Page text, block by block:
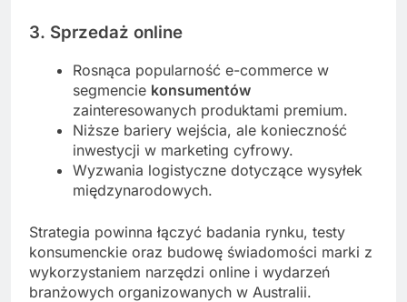
3. Sprzedaż online
Rosnąca popularność e-commerce w
segmencie konsumentów
zainteresowanych produktami premium.
Niższe bariery wejścia, ale konieczność
inwestycji w marketing cyfrowy.
Wyzwania logistyczne dotyczące wysyłek
międzynarodowych.
Strategia powinna łączyć badania rynku, testy
konsumenckie oraz budowę świadomości marki z
wykorzystaniem narzędzi online i wydarzeń
branżowych organizowanych w Australii.